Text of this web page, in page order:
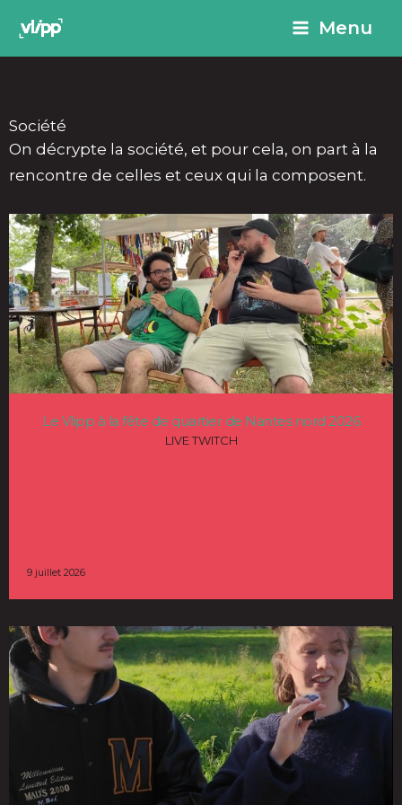
principal
Menu
Société
On décrypte la société, et pour cela, on part à la
rencontre de celles et ceux qui la composent.
Le Vlipp à la fête de quartier de Nantes nord 2026
LIVE TWITCH
9 juillet 2026
a
g
e
P
a
g
e
P
a
g
e
P
a
g
e